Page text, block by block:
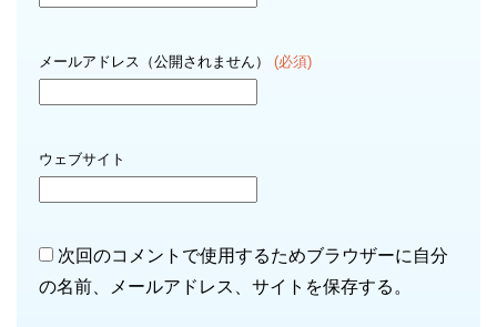
メールアドレス（公開されません） (必須)
ウェブサイト
次回のコメントで使用するためブラウザーに自分
の名前、メールアドレス、サイトを保存する。